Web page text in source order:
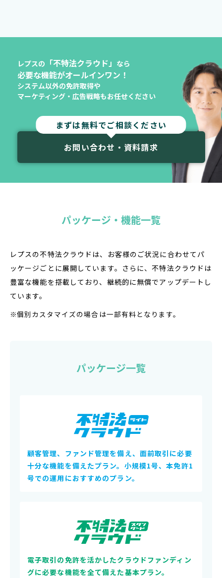
レプスの 「不特法クラウド」 なら
必要な機能がオールインワン！
システム以外の免許取得や
マーケティング・広告戦略もお任せください
まずは無料でご相談ください
お問い合わせ・資料請求
パッケージ・機能一覧
レプスの不特法クラウドは、お客様のご状況に合わせてパ
ッケージごとに展開しています。さらに、不特法クラウドは
豊富な機能を搭載しており、継続的に無償でアップデートし
ています。
個別カスタマイズの場合は一部有料となります。
パッケージ一覧
顧客管理、ファンド管理を備え、面前取引に必要
十分な機能を備えたプラン。小規模1号、本免許1
号での運用におすすめのプラン。
電子取引の免許を活かしたクラウドファンディン
グに必要な機能を全て備えた基本プラン。